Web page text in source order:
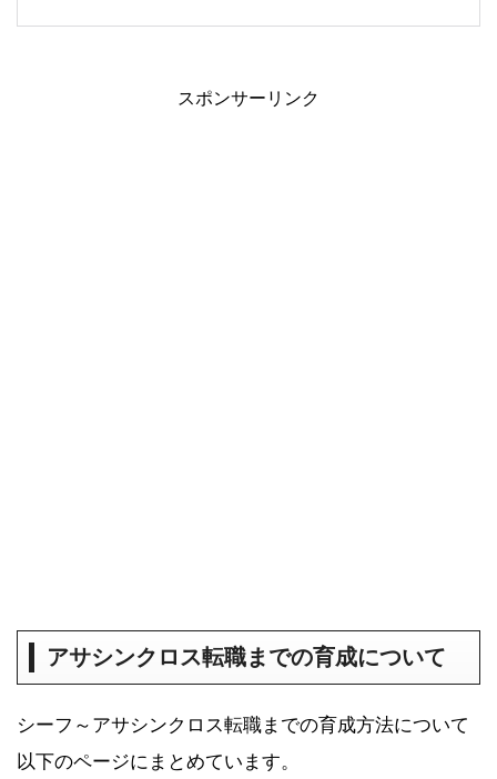
スポンサーリンク
アサシンクロス転職までの育成について
シーフ～アサシンクロス転職までの育成方法について
以下のページにまとめています。